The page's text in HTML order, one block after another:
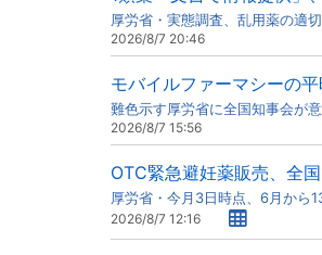
厚労省・実態調査、乱用薬の適
2026/8/7 20:46
モバイルファーマシーの
難色示す厚労省に全国知事会が
2026/8/7 15:56
OTC緊急避妊薬販売、全
厚労省・今月3日時点、6月から
2026/8/7 12:16